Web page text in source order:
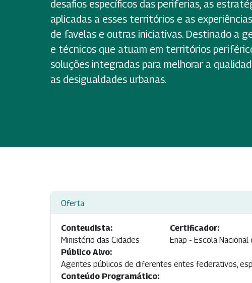
desafios específicos das periferias, as
aplicadas a esses territórios e as
de favelas e outras iniciativas. Destinado a
e técnicos que atuam em territórios
soluções integradas para melhorar a
as desigualdades urbanas.
Oferta
Conteudista:
Ministério das Cidades
Certificador:
Enap - Escola
Público Alvo:
Agentes públicos de diferentes entes federativos,
Conteúdo Programático: